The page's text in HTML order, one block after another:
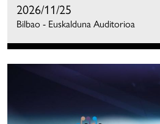
2026/11/25
Bilbao - Euskalduna Auditorioa